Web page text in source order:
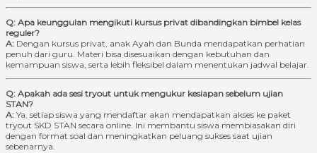
Q: Apa keunggulan mengikuti kursus privat dibandingkan bimbel kelas
reguler?
A: Dengan kursus privat, anak Ayah dan Bunda mendapatkan perhatian
penuh dari guru. Materi bisa disesuaikan dengan kebutuhan dan
kemampuan siswa, serta lebih fleksibel dalam menentukan jadwal belajar.
Q: Apakah ada sesi tryout untuk mengukur kesiapan sebelum ujian
STAN?
A: Ya, setiap siswa yang mendaftar akan mendapatkan akses ke paket
tryout SKD STAN secara online. Ini membantu siswa membiasakan diri
dengan format soal dan meningkatkan peluang sukses saat ujian
sebenarnya.